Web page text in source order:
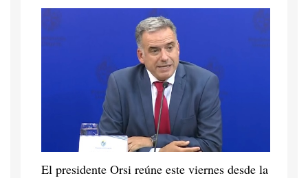
El presidente Orsi reúne este viernes desde la